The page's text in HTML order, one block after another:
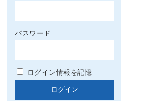
パスワード
ログイン情報を記憶